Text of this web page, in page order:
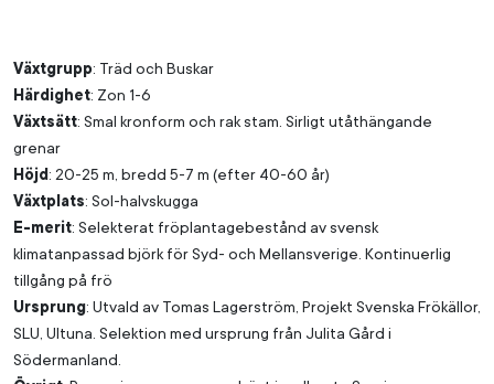
Växtgrupp: Träd och Buskar
Härdighet: Zon 1-6
Växtsätt: Smal kronform och rak stam. Sirligt utåthängande
grenar
Höjd: 20-25 m, bredd 5-7 m (efter 40-60 år)
Växtplats: Sol-halvskugga
E-merit: Selekterat fröplantagebestånd av svensk
klimatanpassad björk för Syd- och Mellansverige. Kontinuerlig
tillgång på frö
Ursprung: Utvald av Tomas Lagerström, Projekt Svenska Frökällor,
SLU, Ultuna. Selektion med ursprung från Julita Gård i
Södermanland.